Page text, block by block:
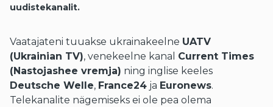
uudistekanalit.
Vaatajateni tuuakse ukrainakeelne UATV
(Ukrainian TV), venekeelne kanal Current Times
(Nastojashee vremja) ning inglise keeles
Deutsche Welle, France24 ja Euronews.
Telekanalite nägemiseks ei ole pea olema